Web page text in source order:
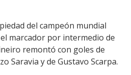
del campeón mundial
marcador por intermedio de
remontó con goles de
Saravia y de Gustavo Scarpa.